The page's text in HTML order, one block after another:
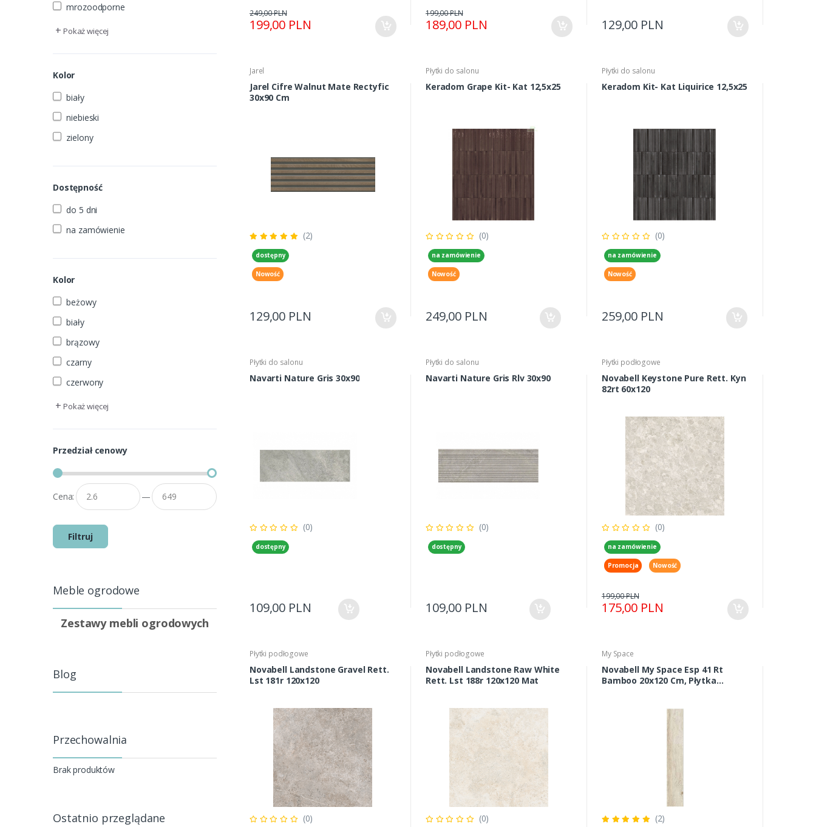
mrozoodporne
+ Pokaż więcej
Kolor
biały
niebieski
zielony
Dostępność
do 5 dni
na zamówienie
Kolor
beżowy
biały
brązowy
czarny
czerwony
+ Pokaż więcej
Przedział cenowy
Cena: —
Filtruj
Meble ogrodowe
Zestawy mebli ogrodowych
Blog
Przechowalnia
Brak produktów
Ostatnio przeglądane
199,00 PLN
249,00 PLN
189,00 PLN
199,00 PLN
129,00 PLN
Jarel
Jarel Cifre Walnut Mate Rectyfic
30x90 Cm
(2)
dostępny
Nowość
129,00 PLN
Płytki do salonu
Keradom Grape Kit- Kat 12,5x25
(0)
na zamówienie
Nowość
249,00 PLN
Płytki do salonu
Keradom Kit- Kat Liquirice 12,5x25
(0)
na zamówienie
Nowość
259,00 PLN
Płytki do salonu
Navarti Nature Gris 30x90
(0)
dostępny
109,00 PLN
Płytki do salonu
Navarti Nature Gris Rlv 30x90
(0)
dostępny
109,00 PLN
Płytki podłogowe
Novabell Keystone Pure Rett. Kyn
82rt 60x120
(0)
na zamówienie
Promocja Nowość
175,00 PLN
199,00 PLN
Płytki podłogowe
Novabell Landstone Gravel Rett.
Lst 181r 120x120
(0)
Płytki podłogowe
Novabell Landstone Raw White
Rett. Lst 188r 120x120 Mat
(0)
My Space
Novabell My Space Esp 41 Rt
Bamboo 20x120 Cm, Płytka
(2)